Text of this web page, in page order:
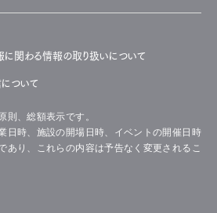
関わる情報の取り扱いについて
ついて
則、総額表示です。
日時、施設の開場日時、イベントの開催日時
あり、これらの内容は予告なく変更されるこ